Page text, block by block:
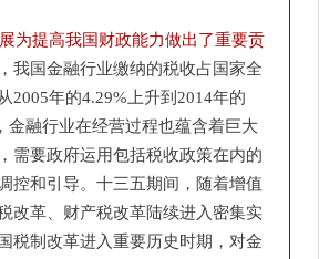
为提高我国财政能力做出了重要贡
我国金融行业缴纳的税收占国家全
2005年的4.29%上升到2014年的
金融行业在经营过程也蕴含着巨大
需要政府运用包括税收政策在内的
控和引导。十三五期间，随着增值
改革、财产税改革陆续进入密集实
税制改革进入重要历史时期，对金